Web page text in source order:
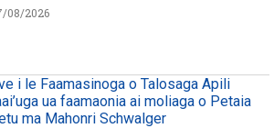
08/2026
i le Faamasinoga o Talosaga Apili
ua faamaonia ai moliaga o Petaia
ma Mahonri Schwalger